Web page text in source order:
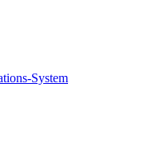
System